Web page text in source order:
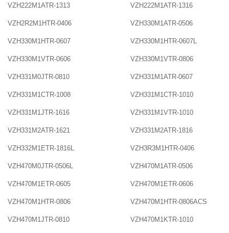
VZH222M1ATR-1313 VZH222M1ATR-1316
VZH2R2M1HTR-0406 VZH330M1ATR-0506
VZH330M1HTR-0607 VZH330M1HTR-0607L
VZH330M1VTR-0606 VZH330M1VTR-0806
VZH331M0JTR-0810 VZH331M1ATR-0607
VZH331M1CTR-1008 VZH331M1CTR-1010
VZH331M1JTR-1616 VZH331M1VTR-1010
VZH331M2ATR-1621 VZH331M2ATR-1816
VZH332M1ETR-1816L VZH3R3M1HTR-0406
VZH470M0JTR-0506L VZH470M1ATR-0506
VZH470M1ETR-0605 VZH470M1ETR-0606
VZH470M1HTR-0806 VZH470M1HTR-0806ACS
VZH470M1JTR-0810 VZH470M1KTR-1010